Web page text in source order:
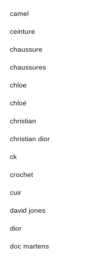
camel
ceinture
chaussure
chaussures
chloe
chloé
christian
christian dior
ck
crochet
cuir
david jones
dior
doc martens